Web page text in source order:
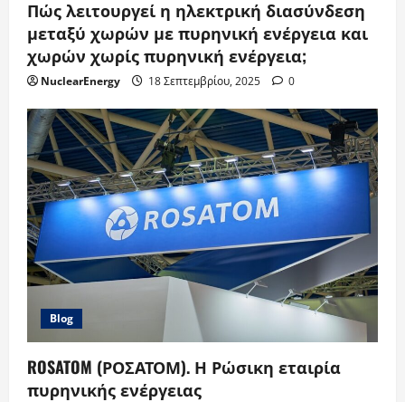
Πώς λειτουργεί η ηλεκτρική διασύνδεση
μεταξύ χωρών με πυρηνική ενέργεια και
χωρών χωρίς πυρηνική ενέργεια;
NuclearEnergy 18 Σεπτεμβρίου, 2025 0
Blog
ROSATOM (ΡΟΣΑΤΟΜ). Η Ρώσικη εταιρία
πυρηνικής ενέργειας